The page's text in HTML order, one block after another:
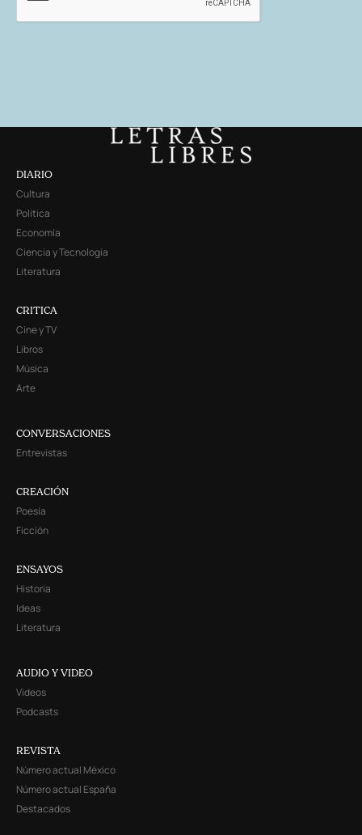
DIARIO
Cultura
Política
Economía
Ciencia y Tecnología
Literatura
CRITICA
Cine y TV
Libros
Música
Arte
CONVERSACIONES
Entrevistas
CREACIÓN
Poesía
Ficción
ENSAYOS
Historia
Ideas
Literatura
AUDIO Y VIDEO
Videos
Podcasts
REVISTA
Número actual México
Número actual España
Destacados